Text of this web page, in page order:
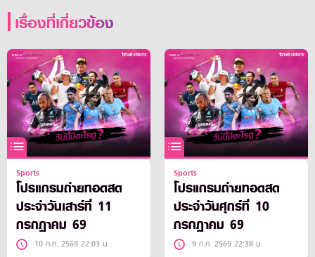
เรื่องที่เกี่ยวข้อง
Sports
โปรแกรมถ่ายทอดสด
ประจำวันเสาร์ที่ 11
กรกฎาคม 69
10 ก.ค. 2569 22:03 น.
Sports
โปรแกรมถ่ายทอดสด
ประจำวันศุกร์ที่ 10
กรกฎาคม 69
9 ก.ค. 2569 22:38 น.